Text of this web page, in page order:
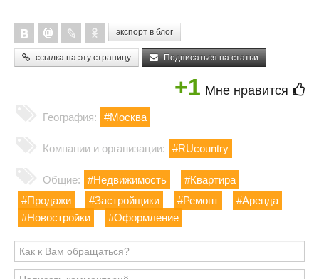
экспорт в блог
ссылка на эту страницу Подписаться на статьи
+1 Мне нравится
География: #Москва
Компании и организации: #RUcountry
Общие: #Недвижимость
#Квартира
#Продажи
#Застройщики #Ремонт
#Аренда
#Новостройки
#Оформление